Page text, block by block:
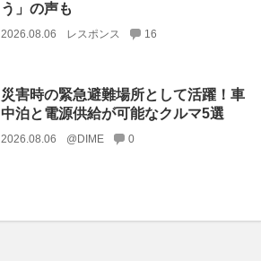
う」の声も
2026.08.06 レスポンス 16
災害時の緊急避難場所として活躍！車
中泊と電源供給が可能なクルマ5選
2026.08.06 @DIME 0